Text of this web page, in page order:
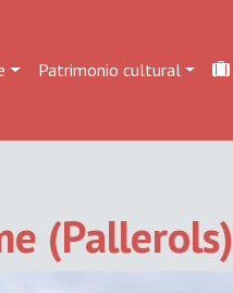
Patrimonio cultural
(Pallerols)